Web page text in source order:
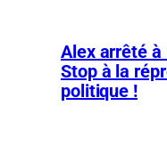
Alex arrêté à
Stop à la
politique !